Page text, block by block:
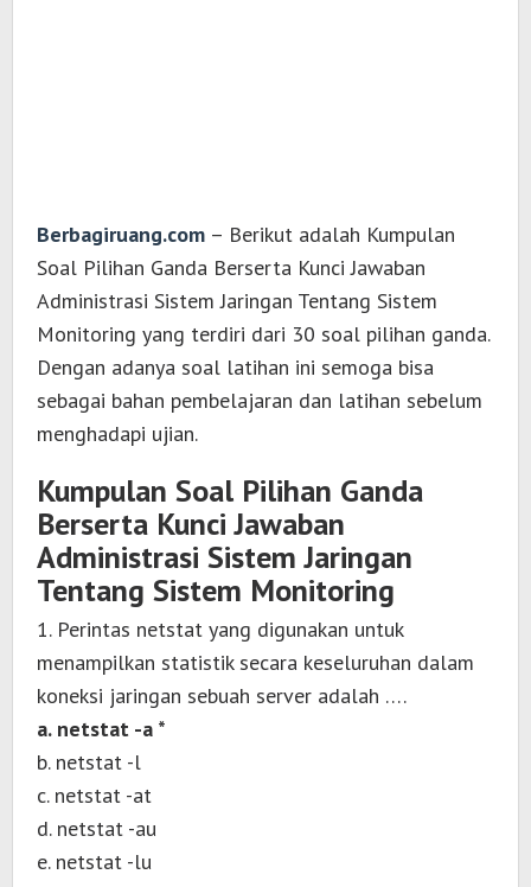
Berbagiruang.com – Berikut adalah Kumpulan
Soal Pilihan Ganda Berserta Kunci Jawaban
Administrasi Sistem Jaringan Tentang Sistem
Monitoring yang terdiri dari 30 soal pilihan ganda.
Dengan adanya soal latihan ini semoga bisa
sebagai bahan pembelajaran dan latihan sebelum
menghadapi ujian.
Kumpulan Soal Pilihan Ganda
Berserta Kunci Jawaban
Administrasi Sistem Jaringan
Tentang Sistem Monitoring
1. Perintas netstat yang digunakan untuk
menampilkan statistik secara keseluruhan dalam
koneksi jaringan sebuah server adalah ….
a. netstat -a *
b. netstat -l
c. netstat -at
d. netstat -au
e. netstat -lu